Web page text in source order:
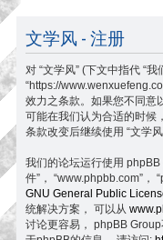
文学风 - 注册
对 “文学风” (下文中指代 “我
“https://
效力之条款。如果您不同意
可能在我们认为合适的时候
条款改变后继续使用 “文学
我们的论坛运行使用 phpBB
件”， “www.phpbb.com”，
GNU General Public
统解决方案， 可以从
讨论更容易， phpBB